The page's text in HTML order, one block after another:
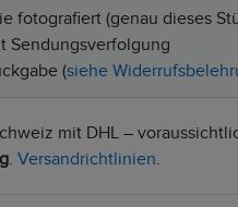
fotografiert (genau dieses
Sendungsverfolgung
(siehe
mit DHL –
. Versandrichtlinien.